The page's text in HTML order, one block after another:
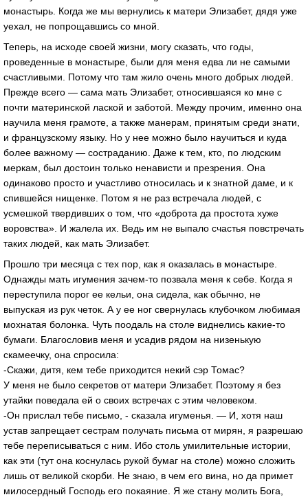
монастырь. Когда же мы вернулись к матери Элизабет, дядя уже
уехал, не попрощавшись со мной.
Теперь, на исходе своей жизни, могу сказать, что годы,
проведенные в монастыре, были для меня едва ли не самыми
счастливыми. Потому что там жило очень много добрых людей.
Прежде всего — сама мать Элизабет, относившаяся ко мне с
почти материнской лаской и заботой. Между прочим, именно она
научила меня грамоте, а также манерам, принятым среди знати,
и французскому языку. Но у нее можно было научиться и куда
более важному — состраданию. Даже к тем, кто, по людским
меркам, был достоин только ненависти и презрения. Она
одинаково просто и участливо относилась и к знатной даме, и к
спившейся нищенке. Потом я не раз встречала людей, с
усмешкой твердивших о том, что «доброта да простота хуже
воровства». И жалела их. Ведь им не выпало счастья повстречать
таких людей, как мать Элизабет.
Прошло три месяца с тех пор, как я оказалась в монастыре.
Однажды мать игумения зачем-то позвала меня к себе. Когда я
переступила порог ее кельи, она сидела, как обычно, не
выпуская из рук четок. А у ее ног свернулась клубочком любимая
мохнатая болонка. Чуть поодаль на столе виднелись какие-то
бумаги. Благословив меня и усадив рядом на низенькую
скамеечку, она спросила:
-Скажи, дитя, кем тебе приходится некий сэр Томас?
У меня не было секретов от матери Элизабет. Поэтому я без
утайки поведала ей о своих встречах с этим человеком.
-Он прислал тебе письмо, - сказала игуменья. — И, хотя наш
устав запрещает сестрам получать письма от мирян, я разрешаю
тебе переписываться с ним. Ибо столь умилительные истории,
как эти (тут она коснулась рукой бумаг на столе) можно сложить
лишь от великой скорби. Не знаю, в чем его вина, но да примет
милосердный Господь его покаяние. Я же стану молить Бога,